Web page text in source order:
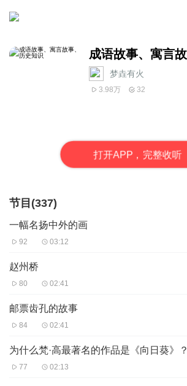
成语故事、寓言
梦垚有火
3.98万 32
打开APP，完整收听
节目(337)
一幅名扬中外的画
92 03:12
赵州桥
80 02:41
邮票齿孔的故事
84 02:41
为什么梵·高最著名的作品是《向日葵》？
77 02:13